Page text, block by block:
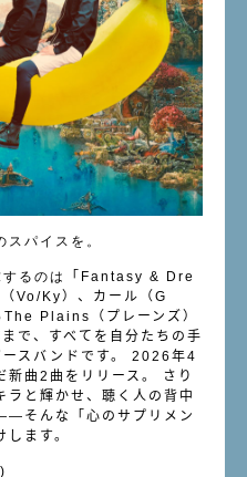
スパイスを。
るのは 「 Fantasy & Dre
Vo/Ky）、カール（G
The Plains
（プレーンズ）
で、すべてを自分たちの手
ースバンドです。 2026 年4
新曲 2 曲をリリース。
さり
ラと輝かせ、聴く人の背中
そんな「心のサプリメン
します。